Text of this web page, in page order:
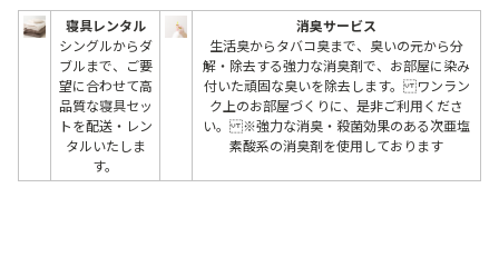
寝具レンタル
シングルからダ
ブルまで、ご要
望に合わせて高
品質な寝具セッ
トを配送・レン
タルいたしま
す。
消臭サービス
生活臭からタバコ臭まで、臭いの元から分
解・除去する強力な消臭剤で、お部屋に染み
付いた頑固な臭いを除去します。 ワンラン
ク上のお部屋づくりに、是非ご利用くださ
い。 ※強力な消臭・殺菌効果のある次亜塩
素酸系の消臭剤を使用しております